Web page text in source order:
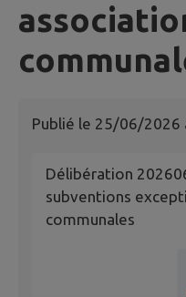
Publié le 25/06/2026
Délibération
subventions
communales